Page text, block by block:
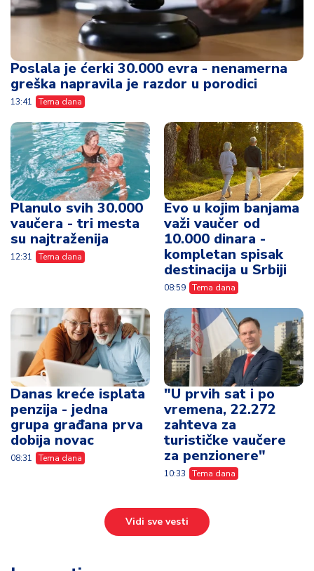
Poslala je ćerki 30.000 evra - nenamerna
greška napravila je razdor u porodici
13:41 Tema dana
Planulo svih 30.000
vaučera - tri mesta
su najtraženija
12:31 Tema dana
Evo u kojim banjama
važi vaučer od
10.000 dinara -
kompletan spisak
destinacija u Srbiji
08:59 Tema dana
Danas kreće isplata
penzija - jedna
grupa građana prva
dobija novac
08:31 Tema dana
"U prvih sat i po
vremena, 22.272
zahteva za
turističke vaučere
za penzionere"
10:33 Tema dana
Vidi sve vesti